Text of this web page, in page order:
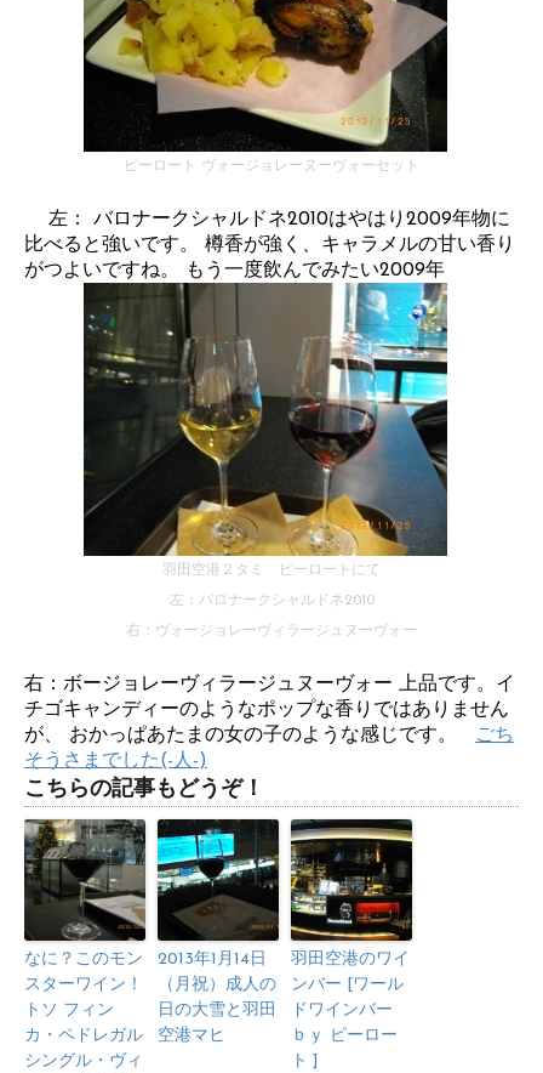
ピーロート ヴォージョレーヌーヴォーセット
左： バロナークシャルドネ2010はやはり2009年物に
比べると強いです。 樽香が強く、キャラメルの甘い香り
がつよいですね。 もう一度飲んでみたい2009年
羽田空港２タミ ピーロートにて
左：バロナークシャルドネ2010
右：ヴォージョレーヴィラージュヌーヴォー
右：ボージョレーヴィラージュヌーヴォー 上品です。イ
チゴキャンディーのようなポップな香りではありません
が、 おかっぱあたまの女の子のような感じです。
ごち
そうさまでした(-人-)
こちらの記事もどうぞ！
なに？このモン
スターワイン！
トソ フィン
カ・ペドレガル
シングル・ヴィ
2013年1月14日
（月祝）成人の
日の大雪と羽田
空港マヒ
羽田空港のワイ
ンバー [ワール
ドワインバー
ｂｙ ピーロー
ト ]